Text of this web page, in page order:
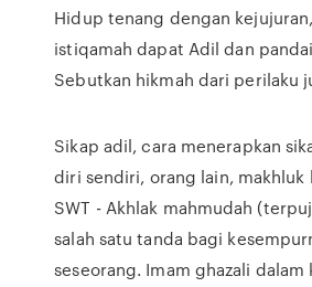
Hidup tenang dengan
istiqamah dapat Adil dan
Sebutkan hikmah dari perilaku
Sikap adil, cara menerapkan
diri sendiri, orang lain, makhluk
SWT - Akhlak mahmudah
salah satu tanda bagi
seseorang. Imam ghazali dalam